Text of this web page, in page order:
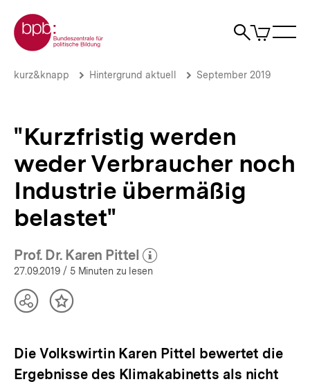
zum
Seiteninhalt
springen
Zur Startseite der bpb
Suche
Artikel
im
"Kurzfristig
noch
Industrie
übermäßig
belastet"
Hintergrund
aktuell
Brotkrümelnavigation
Pfadnavigation
kurz&knapp Hintergrund aktuell September 2019
"Kurzfristig werden
weder Verbraucher noch
Industrie übermäßig
belastet"
Prof. Dr. Karen Pittel
(Mehr zum Autor)
öffnen
27.09.2019 / 5 Minuten zu lesen
TeilenInhalt
Die Volkswirtin Karen Pittel bewertet die
Ergebnisse des Klimakabinetts als nicht